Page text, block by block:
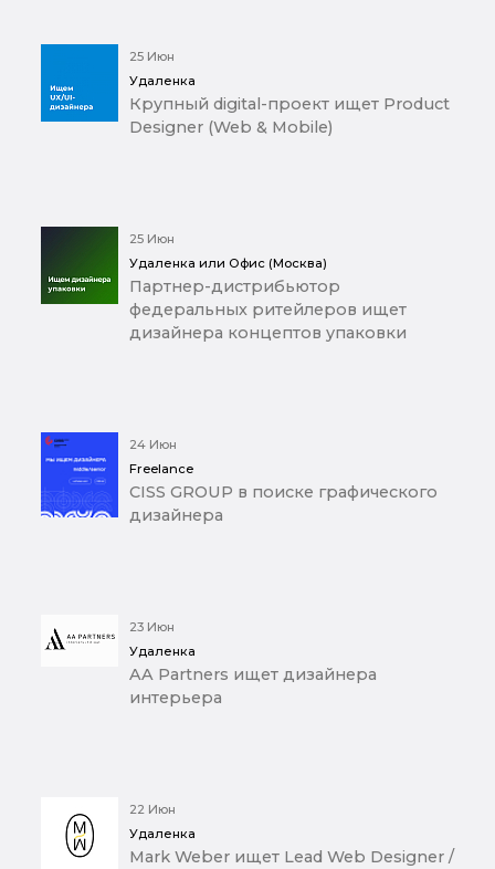
25 Июн
Удаленка
Крупный digital-проект ищет Product
Designer (Web & Mobile)
25 Июн
Удаленка или Офис (Москва)
Партнер-дистрибьютор
федеральных ритейлеров ищет
дизайнера концептов упаковки
24 Июн
Freelance
CISS GROUP в поиске графического
дизайнера
23 Июн
Удаленка
AA Partners ищет дизайнера
интерьера
22 Июн
Удаленка
Mark Weber ищет Lead Web Designer /